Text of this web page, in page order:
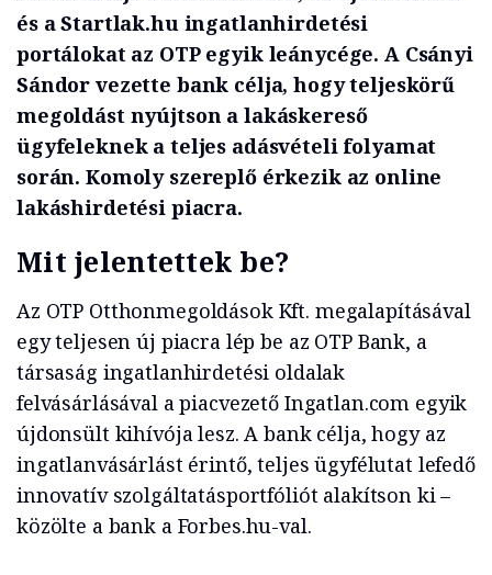
és a Startlak.hu ingatlanhirdetési
portálokat az OTP egyik leánycége. A Csányi
Sándor vezette bank célja, hogy teljeskörű
megoldást nyújtson a lakáskereső
ügyfeleknek a teljes adásvételi folyamat
során. Komoly szereplő érkezik az online
lakáshirdetési piacra.
Mit jelentettek be?
Az OTP Otthonmegoldások Kft. megalapításával
egy teljesen új piacra lép be az OTP Bank, a
társaság ingatlanhirdetési oldalak
felvásárlásával a piacvezető Ingatlan.com egyik
újdonsült kihívója lesz. A bank célja, hogy az
ingatlanvásárlást érintő, teljes ügyfélutat lefedő
innovatív szolgáltatásportfóliót alakítson ki –
közölte a bank a Forbes.hu-val.